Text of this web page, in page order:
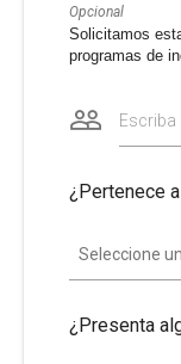
Opcional
Solicitamos
programas de
Escriba
¿Pertenece
Seleccione
¿Presenta